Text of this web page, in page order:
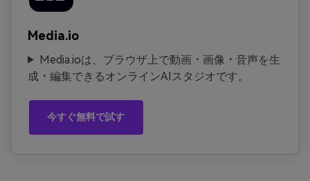
Media.io
Media.ioは、ブラウザ上で動画・画像・音声を生
成・編集できるオンラインAIスタジオです。
今すぐ無料で試す